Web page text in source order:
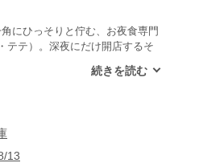
にひっそりと佇む、お夜食専門
テテ）。深夜にだけ開店するそ
とオネェ言葉の謎めくイケメン
まらない『スフレオムレット』
の価値を見失いかけていた彼女
”を出した理由とは……？ 『先
13